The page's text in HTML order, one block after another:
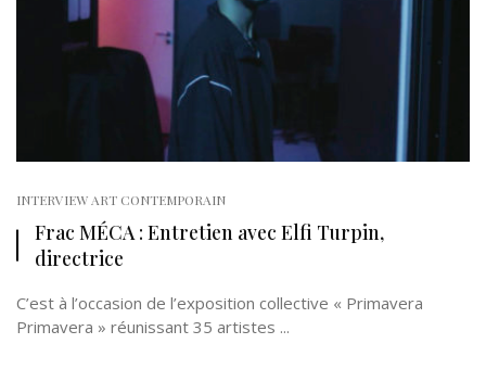
INTERVIEW ART CONTEMPORAIN
Frac MÉCA : Entretien avec Elfi Turpin,
directrice
C’est à l’occasion de l’exposition collective « Primavera
Primavera » réunissant 35 artistes ...